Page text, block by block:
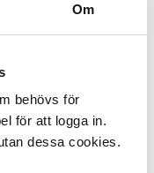
Om
behövs för
för att logga in.
dessa cookies.
skaffa ett
ger röst
av